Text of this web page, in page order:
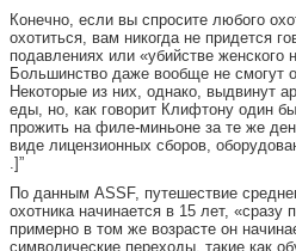
Конечно, если вы спросите любого
охотиться, вам никогда не придется
подавлениях или «убийстве женского
Большинство даже вообще не смогут
Некоторые из них, однако, выдвинут
еды, но, как говорит Клифтону один
прожить на филе-миньоне за те же
виде лицензионных сборов,
.]”
По данным ASSF, путешествие
охотника начинается в 15 лет, «сразу
примерно в том же возрасте он
символические переходы, такие как